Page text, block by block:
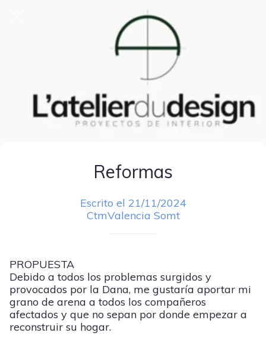
Reformas
Escrito el 21/11/2024
CtmValencia Somt
PROPUESTA
Debido a todos los problemas surgidos y
provocados por la Dana, me gustaría aportar mi
grano de arena a todos los compañeros
afectados y que no sepan por donde empezar a
reconstruir su hogar.